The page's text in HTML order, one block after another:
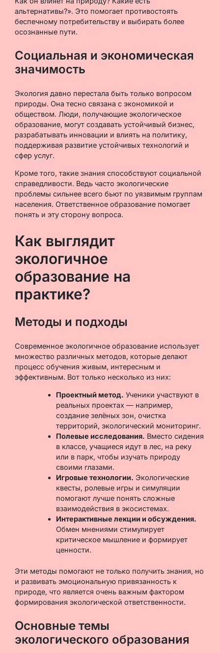
альтернативы?». Это помогает противостоять
беспечному потребительству и выбирать более
осознанные пути.
Социальная и экономическая
значимость
Экология давно перестала быть только вопросом
природы. Она тесно связана с экономикой и
обществом. Люди, получающие экологическое
образование, могут создавать устойчивый бизнес,
разрабатывать инновации и влиять на политику,
поддерживая развитие устойчивых технологий и
сфер услуг.
Кроме того, такие знания способствуют социальной
справедливости. Ведь часто экологические
проблемы сильнее всего бьют по уязвимым группам
населения. Ответственное образование помогает
понять и эту сторону вопроса.
Как выглядит
экологичное
образование на
практике?
Методы и подходы
Современное экологичное образование использует
множество различных методов, которые делают
процесс обучения живым, интересным и
эффективным. Вот только несколько из них:
Проектный метод. Ученики участвуют в
реальных проектах — например,
создание зелёных зон, очистка
территорий, экологический мониторинг.
Полевые исследования. Вместо сидения
в классе, учащиеся идут в лес, на реку
или в парк, чтобы изучать природу
своими глазами.
Игровые технологии. Экологические
квесты, ролевые игры и симуляции
помогают лучше понять сложные
взаимодействия в экосистемах.
Интерактивные лекции и обсуждения.
Обмен мнениями стимулирует
критическое мышление и формирует
ценности.
Эти методы помогают не только получить знания, но
и развивать эмоциональную привязанность к
природе, что является очень важным фактором
формирования экологической ответственности.
Основные темы
экологического образования